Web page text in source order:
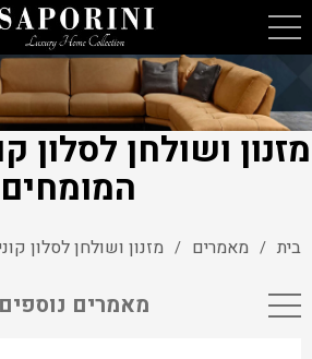
מזנון ושולחן לסלון
המומחים
בית / מאמרים / מזנון ושולחן לסלון
מאמרים נוספים